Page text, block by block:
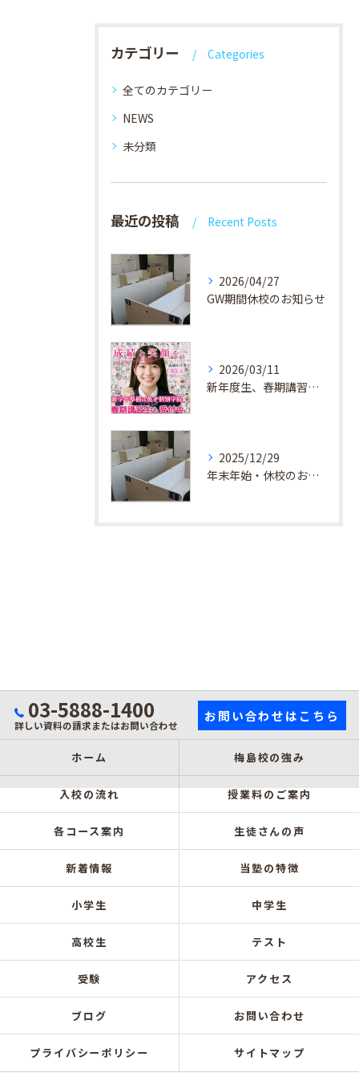
カテゴリー Categories
全てのカテゴリー
NEWS
未分類
最近の投稿 Recent Posts
2026/04/27
GW期間休校のお知らせ
2026/03/11
新年度生、春期講習生 受付中！
2025/12/29
年末年始・休校のお知らせ
03-5888-1400
詳しい資料の請求またはお問い合わせ
お問い合わせはこちら
ホーム 梅島校の強み
入校の流れ 授業料のご案内
各コース案内 生徒さんの声
新着情報 当塾の特徴
小学生 中学生
高校生 テスト
受験 アクセス
ブログ お問い合わせ
プライバシーポリシー サイトマップ